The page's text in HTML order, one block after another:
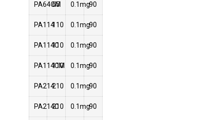
PA64CM
65 0.1mg90
PA114110 0.1mg90
PA114C
110 0.1mg90
PA114CM
110 0.1mg90
PA214210 0.1mg90
PA214C
210 0.1mg90